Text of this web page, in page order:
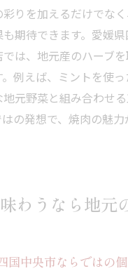
りを加えるだけでな
期待できます。愛媛
は、地元産のハーブ
例えば、ミントを使
元野菜と組み合わせ
の発想で、焼肉の魅
わうなら地元
国中央市ならではの